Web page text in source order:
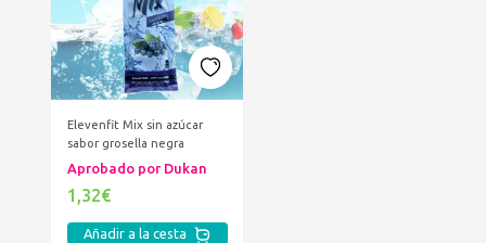
Elevenfit Mix sin azúcar
sabor grosella negra
Aprobado por Dukan
1,32€
Añadir a la cesta